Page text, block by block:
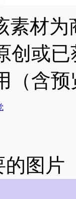
素材
创或
（含
的图片